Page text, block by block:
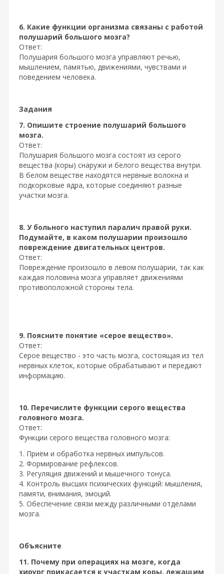
6. Какие функции организма связаны с работой
полушарий большого мозга?
Ответ:
Полушария большого мозга управляют речью,
мышлением, памятью, движениями, чувствами и
поведением человека.
Задания
7. Опишите строение полушарий большого
мозга.
Ответ:
Полушария большого мозга состоят из серого
вещества (коры) снаружи и белого вещества внутри.
В белом веществе находятся нервные волокна и
подкорковые ядра, которые соединяют разные
участки мозга.
8. У больного наступил паралич правой руки.
Подумайте, в каком полушарии произошло
повреждение двигательных центров.
Ответ:
Повреждение произошло в левом полушарии, так как
каждая половина мозга управляет движениями
противоположной стороны тела.
9. Поясните понятие «серое вещество».
Ответ:
Серое вещество - это часть мозга, состоящая из тел
нервных клеток, которые обрабатывают и передают
информацию.
10. Перечислите функции серого вещества
головного мозга.
Ответ:
Функции серого вещества головного мозга:
1. Приём и обработка нервных импульсов.
2. Формирование рефлексов.
3. Регуляция движений и мышечного тонуса.
4. Контроль высших психических функций: мышления,
памяти, внимания, эмоций.
5. Обеспечение связи между различными отделами
мозга.
Объясните
11. Почему при операциях на мозге, когда
хирург прикасается к участкам коры, лежащим